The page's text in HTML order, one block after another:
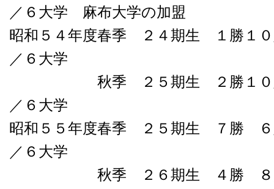
／６大学 麻布大学の加盟
昭和５４年度春季 ２４期生 １勝１
／６大学
秋季 ２５期生 ２勝１０敗
／６大学
昭和５５年度春季 ２５期生 ７勝
／６大学
秋季 ２６期生 ４勝 ８負